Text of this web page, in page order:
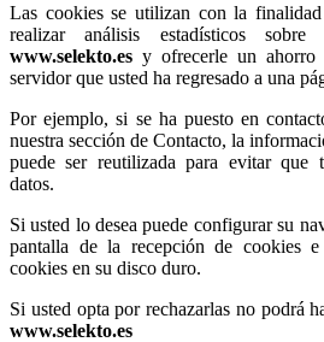
Las cookies se utilizan con la
realizar análisis estadísticos
www.selekto.es y ofrecerle un ahorro
servidor que usted ha regresado a una
Por ejemplo, si se ha puesto en
nuestra sección de Contacto, la
puede ser reutilizada para evitar que
datos.
Si usted lo desea puede configurar su
pantalla de la recepción de cookies
cookies en su disco duro.
Si usted opta por rechazarlas no podrá
www.selekto.es